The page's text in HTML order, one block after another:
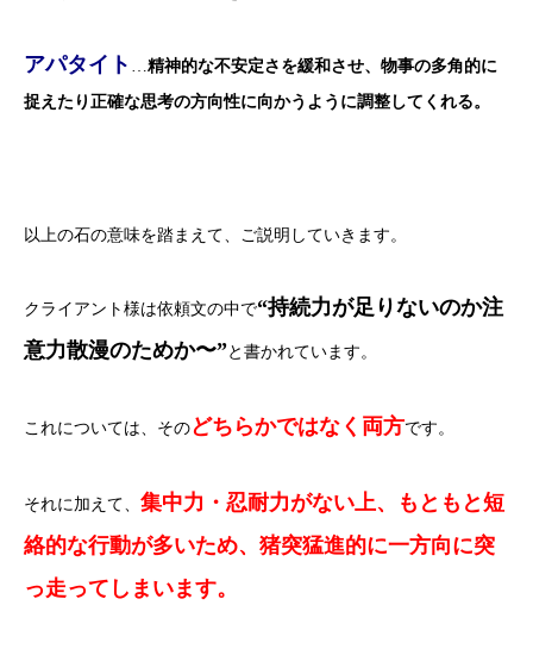
アパタイト …精神的な不安定さを緩和させ、物事の多角的に
捉えたり正確な思考の方向性に向かうように調整してくれる。
以上の石の意味を踏まえて、ご説明していきます。
クライアント様は依頼文の中で“持続力が足りないのか注
意力散漫のためか〜”と書かれています。
これについては、そのどちらかではなく両方です。
それに加えて、 集中力・忍耐力がない上、もともと短
絡的な行動が多いため、猪突猛進的に一方向に突
っ走ってしまいます。